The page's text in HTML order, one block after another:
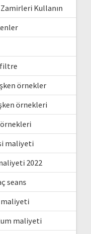
Kullanın
filtre
örnekler
örnekleri
örnekleri
maliyeti
2022
seans
maliyeti